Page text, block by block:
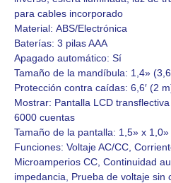
para cables incorporado
Material: ABS/Electrónica
Baterías: 3 pilas AAA
Apagado automático: Sí
Tamaño de la mandíbula: 1,4»
Protección contra caídas: 6,6′ (2
Mostrar: Pantalla LCD
6000 cuentas
Tamaño de la pantalla: 1,5» x
Funciones: Voltaje AC/CC,
Microamperios CC, Continuidad
impedancia, Prueba de voltaje sin